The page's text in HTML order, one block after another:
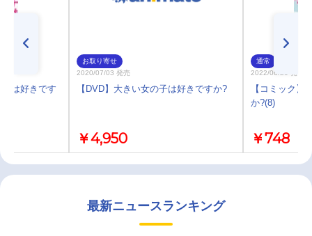
は好きです
お取り寄せ
2020/07/03 発売
【DVD】大きい女の子は好きですか?
￥4,950
通常
2022/06/23 発売
【コミック】
か?(8)
￥748
最新ニュースランキング